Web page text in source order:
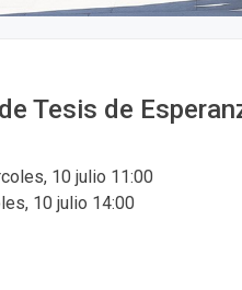
Tesis de
10 julio 11:00
10 julio 14:00